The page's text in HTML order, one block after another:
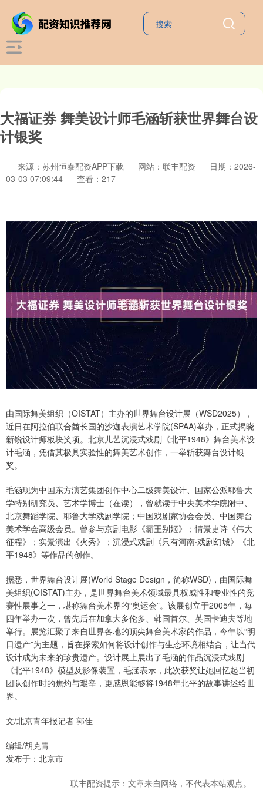
大福证券 舞美设计师毛涵斩获世界舞台设
计银奖
来源：苏州恒泰配资APP下载 网站：联丰配资
日期：2026-
03-03 07:09:44
查看：217
由国际舞美组织（OISTAT）主办的世界舞台设计展（WSD2025），
近日在阿拉伯联合酋长国的沙迦表演艺术学院(SPAA)举办，正式揭晓
新锐设计师板块奖项。北京儿艺沉浸式戏剧《北平1948》舞台美术设
计毛涵，凭借其极具实验性的舞美艺术创作，一举斩获舞台设计银
奖。
毛涵现为中国东方演艺集团创作中心二级舞美设计、国家公派耶鲁大
学特别研究员、艺术学博士（在读），曾就读于中央美术学院附中、
北京舞蹈学院、耶鲁大学戏剧学院；中国戏剧家协会会员、中国舞台
美术学会高级会员。曾参与京剧电影《霸王别姬》；情景史诗《伟大
征程》；实景演出《火秀》；沉浸式戏剧《只有河南∙戏剧幻城》《北
平1948》等作品的创作。
据悉，世界舞台设计展(World Stage Design，简称WSD)，由国际舞
美组织(OISTAT)主办，是世界舞台美术领域最具权威性和专业性的竞
赛性展事之一，堪称舞台美术界的“奥运会”。该展创立于2005年，每
四年举办一次，曾先后在加拿大多伦多、韩国首尔、英国卡迪夫等地
举行。展览汇聚了来自世界各地的顶尖舞台美术家的作品，今年以“明
日遗产”为主题，旨在探索如何将设计创作与生态环境相结合，让当代
设计成为未来的珍贵遗产。设计展上展出了毛涵的作品沉浸式戏剧
《北平1948》模型及影像装置，毛涵表示，此次获奖让她回忆起当初
团队创作时的焦灼与艰辛，更感恩能够将1948年北平的故事讲述给世
界。
文/北京青年报记者 郭佳
编辑/胡克青
发布于：北京市
联丰配资提示：文章来自网络，不代表本站观点。